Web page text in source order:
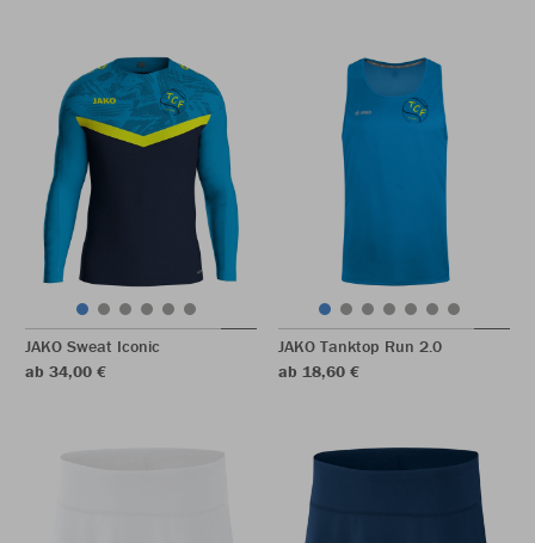
JAKO Sweat Iconic
ab 34,00 €
JAKO Tanktop Run 2.0
ab 18,60 €